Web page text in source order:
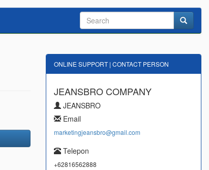
ONLINE SUPPORT | CONTACT PERSON
JEANSBRO COMPANY
JEANSBRO
Email
marketingjeansbro@gmail.com
Telepon
+62816562888